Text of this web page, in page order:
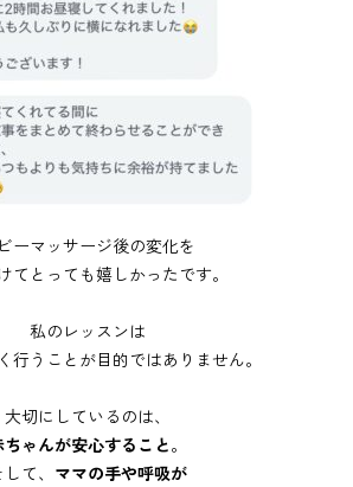
ーマッサージ後の変化を
てとっても嬉しかったです。
私のレッスンは
行うことが目的ではありません。
大切にしているのは、
ちゃんが安心すること。
て、 ママの手や呼吸が